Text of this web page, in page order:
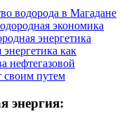
водорода в Магадане
экономика
энергетика
как
нефтегазовой
своим путем
энергия: